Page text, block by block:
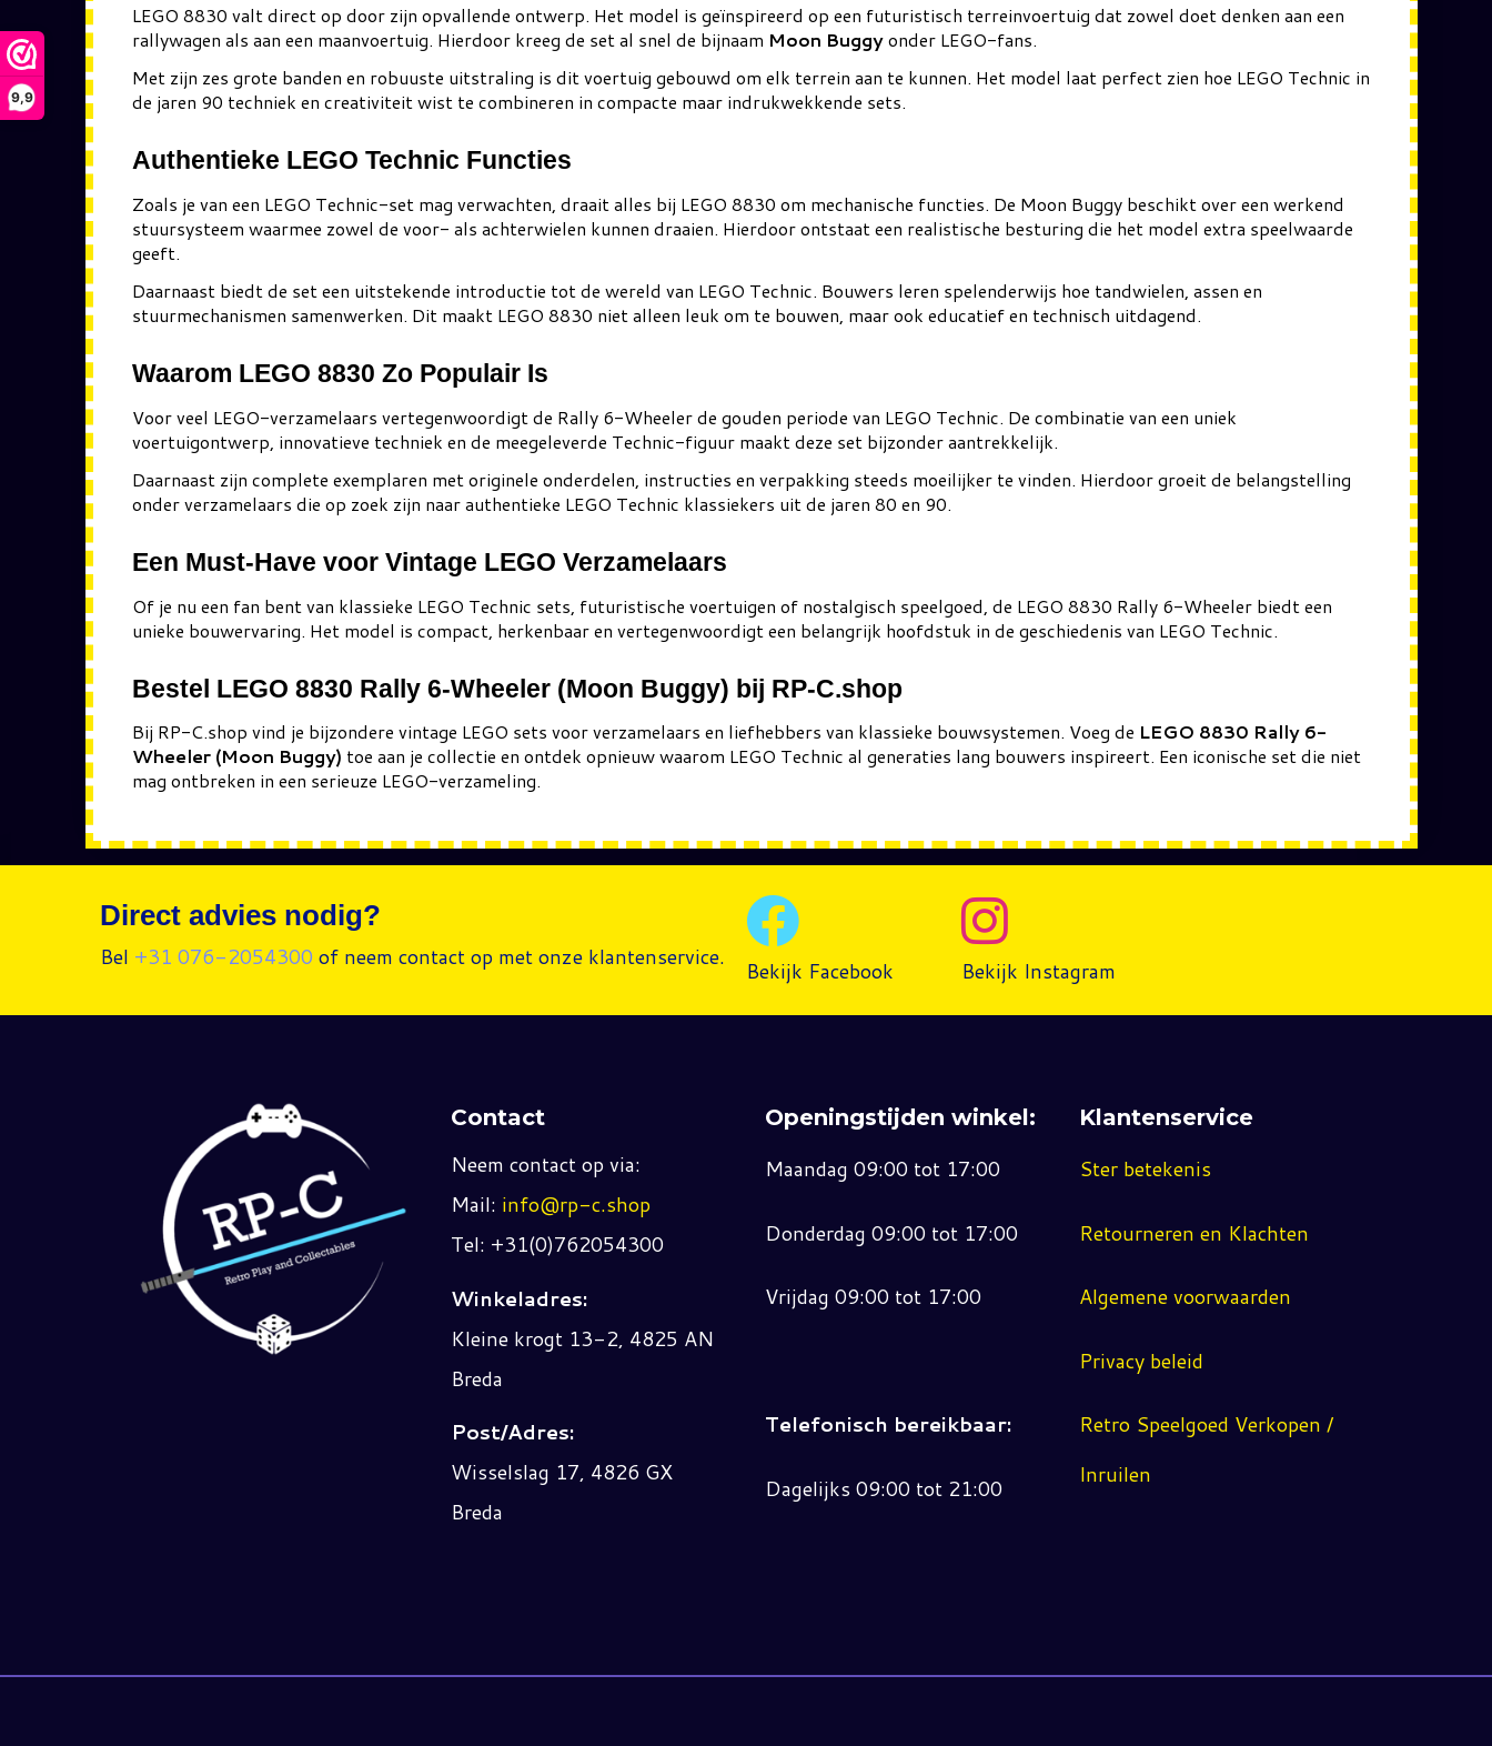
9,9
LEGO 8830 valt direct op door zijn opvallende ontwerp. Het model is geïnspireerd op een futuristisch terreinvoertuig dat zowel doet denken aan een
rallywagen als aan een maanvoertuig. Hierdoor kreeg de set al snel de bijnaam Moon Buggyonder LEGO-fans.
Met zijn zes grote banden en robuuste uitstraling is dit voertuig gebouwd om elk terrein aan te kunnen. Het model laat perfect zien hoe LEGO Technic in
de jaren 90 techniek en creativiteit wist te combineren in compacte maar indrukwekkende sets.
Authentieke LEGO Technic Functies
Zoals je van een LEGO Technic-set mag verwachten, draait alles bij LEGO 8830 om mechanische functies. De Moon Buggy beschikt over een werkend
stuursysteem waarmee zowel de voor- als achterwielen kunnen draaien. Hierdoor ontstaat een realistische besturing die het model extra speelwaarde
geeft.
Daarnaast biedt de set een uitstekende introductie tot de wereld van LEGO Technic. Bouwers leren spelenderwijs hoe tandwielen, assen en
stuurmechanismen samenwerken. Dit maakt LEGO 8830 niet alleen leuk om te bouwen, maar ook educatief en technisch uitdagend.
Waarom LEGO 8830 Zo Populair Is
Voor veel LEGO-verzamelaars vertegenwoordigt de Rally 6-Wheeler de gouden periode van LEGO Technic. De combinatie van een uniek
voertuigontwerp, innovatieve techniek en de meegeleverde Technic-figuur maakt deze set bijzonder aantrekkelijk.
Daarnaast zijn complete exemplaren met originele onderdelen, instructies en verpakking steeds moeilijker te vinden. Hierdoor groeit de belangstelling
onder verzamelaars die op zoek zijn naar authentieke LEGO Technic klassiekers uit de jaren 80 en 90.
Een Must-Have voor Vintage LEGO Verzamelaars
Of je nu een fan bent van klassieke LEGO Technic sets, futuristische voertuigen of nostalgisch speelgoed, de LEGO 8830 Rally 6-Wheeler biedt een
unieke bouwervaring. Het model is compact, herkenbaar en vertegenwoordigt een belangrijk hoofdstuk in de geschiedenis van LEGO Technic.
Bestel LEGO 8830 Rally 6-Wheeler (Moon Buggy) bij RP-C.shop
Bij RP-C.shop vind je bijzondere vintage LEGO sets voor verzamelaars en liefhebbers van klassieke bouwsystemen. Voeg de LEGO 8830 Rally 6-
Wheeler (Moon Buggy) toe aan je collectie en ontdek opnieuw waarom LEGO Technic al generaties lang bouwers inspireert. Een iconische set die niet
mag ontbreken in een serieuze LEGO-verzameling.
Direct advies nodig?
Bel +31 076-2054300 of neem contact op met onze klantenservice. Bekijk Facebook Bekijk Instagram
Contact
Neem contact op via:
Mail: info@rp-c.shop
Tel: +31(0)762054300
Winkeladres:
Kleine krogt 13-2, 4825 AN
Breda
Post/Adres:
Wisselslag 17, 4826 GX
Breda
Openingstijden winkel:
Maandag 09:00 tot 17:00
Donderdag 09:00 tot 17:00
Vrijdag 09:00 tot 17:00
Telefonisch bereikbaar:
Dagelijks 09:00 tot 21:00
Klantenservice
Ster betekenis
Retourneren en Klachten
Algemene voorwaarden
Privacy beleid
Retro Speelgoed Verkopen /
Inruilen